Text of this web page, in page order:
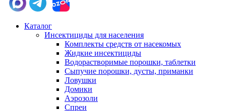
Каталог
Инсектициды для населения
Комплекты средств от насекомых
Жидкие инсектициды
Водорастворимые порошки, таблетки
Сыпучие порошки, дусты, приманки
Ловушки
Домики
Аэрозоли
Спреи